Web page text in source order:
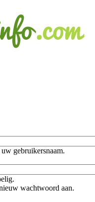
gebruikersnaam.
wachtwoord aan.